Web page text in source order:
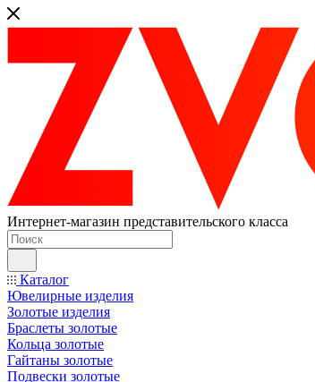
Интернет-магазин представительского класса
Каталог
Ювелирные изделия
Золотые изделия
Браслеты золотые
Кольца золотые
Гайтаны золотые
Подвески золотые